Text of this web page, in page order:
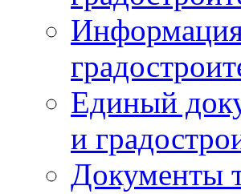
Единый
и
Документы